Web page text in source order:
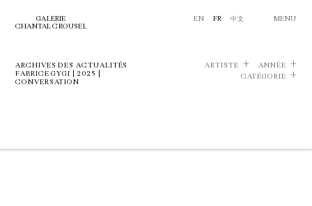
GALERIE
CHANTAL CROUSEL
EN FR 中文 MENU
ARCHIVES DES ACTUALITÉS
FABRICE GYGI | 2025 |
CONVERSATION
ARTISTE
ANNÉE
CATÉGORIE